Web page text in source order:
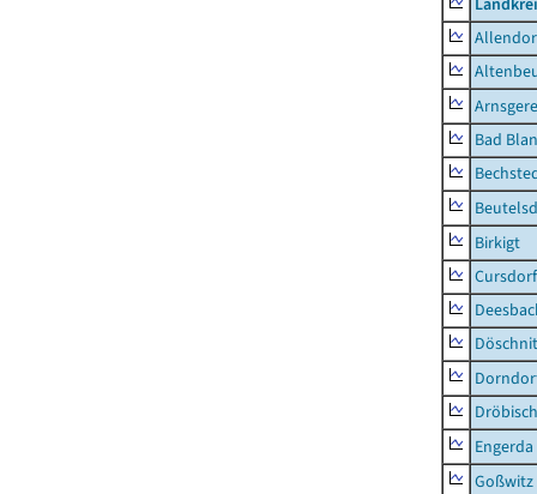
Bad
Birkigt
Cursdorf
Engerda
Goßwitz